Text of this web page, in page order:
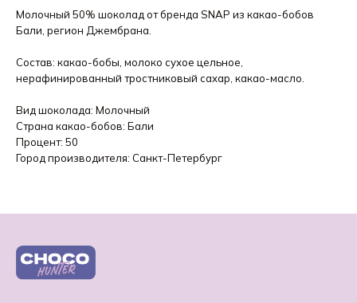
Молочный 50% шоколад от бренда SNAP из какао-бобов
Бали, регион Джембрана.
Состав: какао-бобы, молоко сухое цельное,
нерафинированный тростниковый сахар, какао-масло.
Вид шоколада: Молочный
Страна какао-бобов: Бали
Процент: 50
Город производителя: Санкт-Петербург